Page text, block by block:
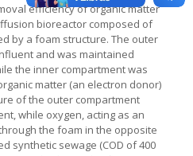
efficiency of organic matter
bioreactor composed of
by a foam structure. The outer
and was maintained
the inner compartment was
matter (an electron donor)
of the outer compartment
while oxygen, acting as an
the foam in the opposite
synthetic sewage (COD of 400